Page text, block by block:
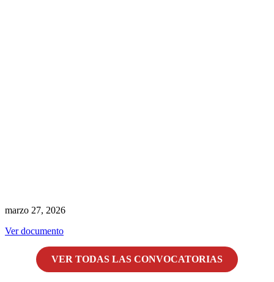
marzo 27, 2026
Ver documento
VER TODAS LAS CONVOCATORIAS